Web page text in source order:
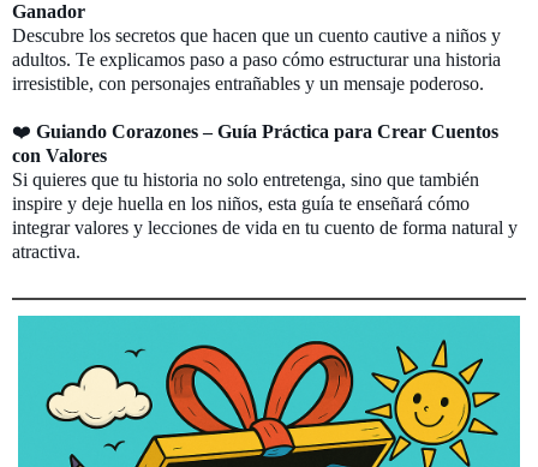
Ganador
Descubre los secretos que hacen que un cuento cautive a niños y
adultos. Te explicamos paso a paso cómo estructurar una historia
irresistible, con personajes entrañables y un mensaje poderoso.
❤️ Guiando Corazones – Guía Práctica para Crear Cuentos
con Valores
Si quieres que tu historia no solo entretenga, sino que también
inspire y deje huella en los niños, esta guía te enseñará cómo
integrar valores y lecciones de vida en tu cuento de forma natural y
atractiva.